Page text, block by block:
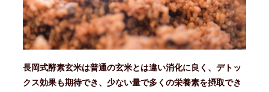
長岡式酵素玄米は普通の玄米とは違い消化に良く、デトッ
クス効果も期待でき、少ない量で多くの栄養素を摂取でき